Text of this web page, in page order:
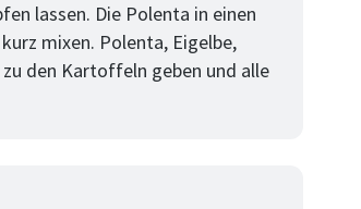
lassen. Die Polenta in einen
mixen. Polenta, Eigelbe,
den Kartoffeln geben und alle